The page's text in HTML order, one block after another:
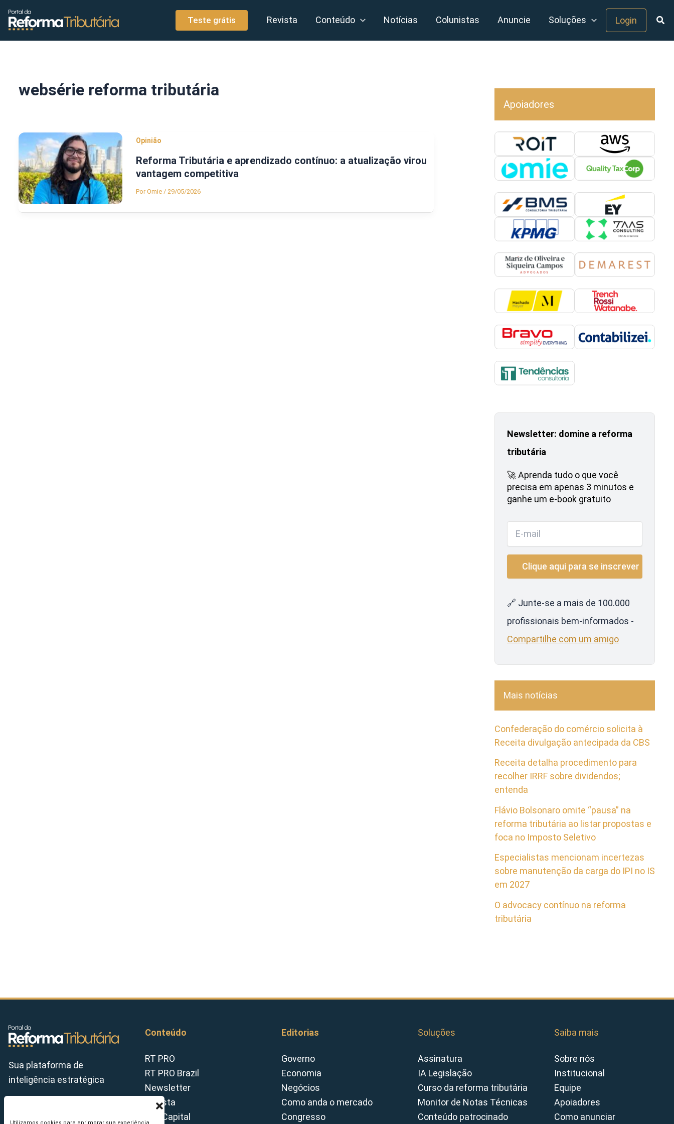
conteúdo
Teste grátis Revista Conteúdo Notícias Colunistas Anuncie Soluções Login
websérie reforma tributária
Opinião
Reforma Tributária e aprendizado contínuo: a atualização virou
vantagem competitiva
PorOmie / 29/05/2026
Apoiadores
Newsletter: domine a reforma
tributária
🚀 Aprenda tudo o que você
precisa em apenas 3 minutos e
ganhe um e-book gratuito
🔗 Junte-se a mais de 100.000
profissionais bem-informados -
Compartilhe com um amigo
Mais notícias
Confederação do comércio solicita à
Receita divulgação antecipada da CBS
Receita detalha procedimento para
recolher IRRF sobre dividendos;
entenda
Flávio Bolsonaro omite “pausa” na
reforma tributária ao listar propostas e
foca no Imposto Seletivo
Especialistas mencionam incertezas
sobre manutenção da carga do IPI no IS
em 2027
O advocacy contínuo na reforma
tributária
Sua plataforma de
inteligência estratégica
Conteúdo
RT PRO
RT PRO Brazil
Newsletter
Revista
Tax Capital
Editorias
Governo
Economia
Negócios
Como anda o mercado
Congresso
Soluções
Assinatura
IA Legislação
Curso da reforma tributária
Monitor de Notas Técnicas
Conteúdo patrocinado
Saiba mais
Sobre nós
Institucional
Equipe
Apoiadores
Como anunciar